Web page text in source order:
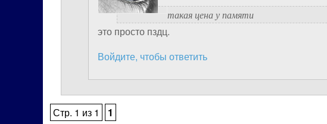
такая цена у памяти
это просто пздц.
Войдите, чтобы ответить
Стр. 1 из 1 1